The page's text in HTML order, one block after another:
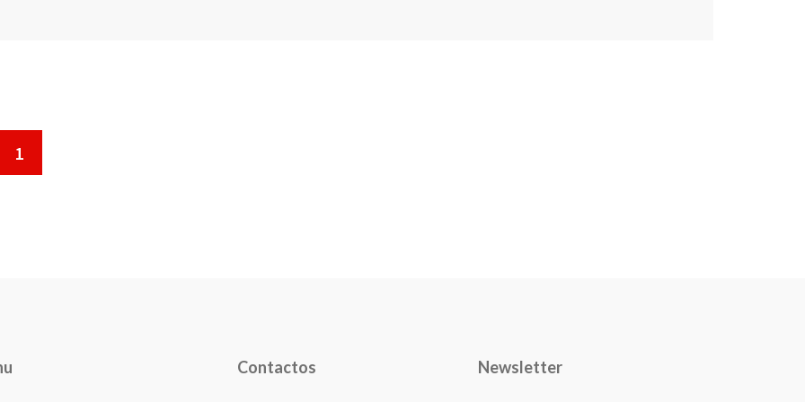
1
Contactos Newsletter